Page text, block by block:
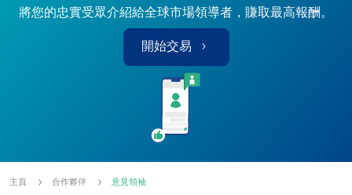
將您的忠實受眾介紹給全球市場領導者，賺取最高報酬。
開始交易
主頁 合作夥伴 意見領袖